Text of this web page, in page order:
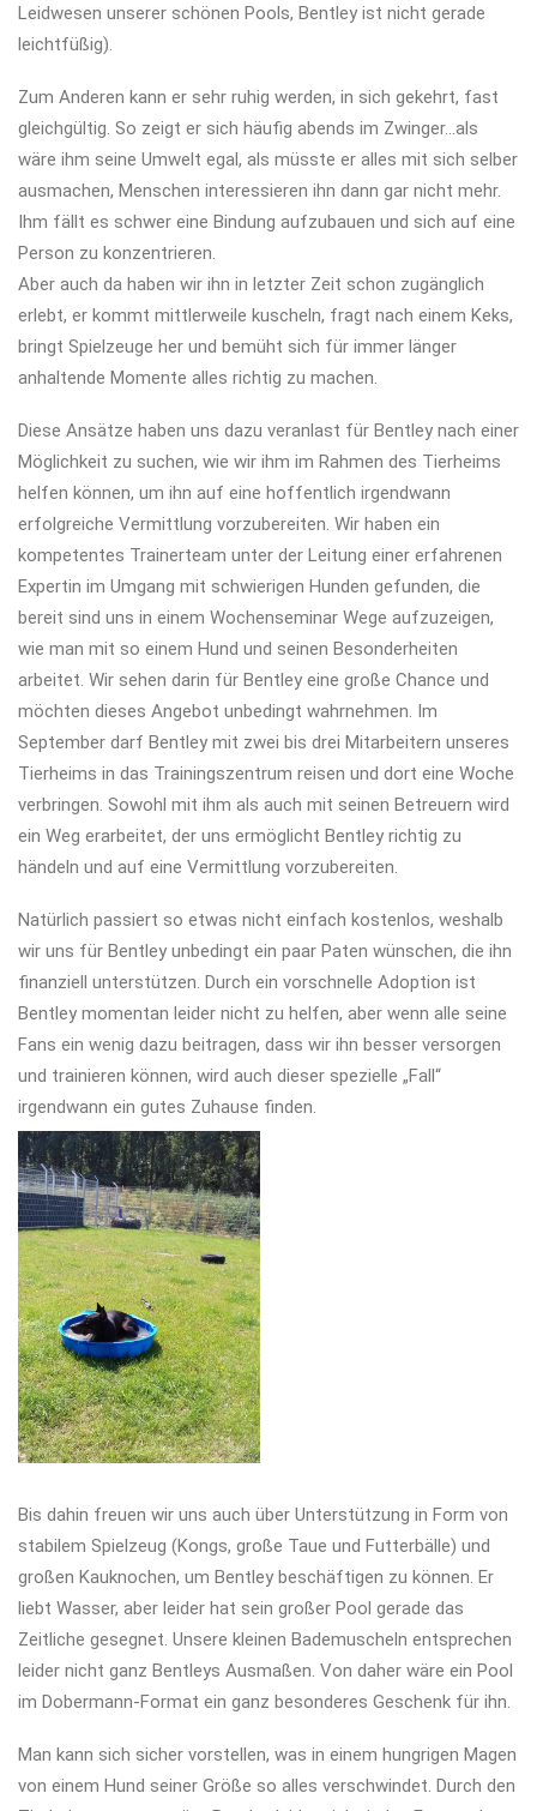
Leidwesen unserer schönen Pools, Bentley ist nicht gerade
leichtfüßig).
Zum Anderen kann er sehr ruhig werden, in sich gekehrt, fast
gleichgültig. So zeigt er sich häufig abends im Zwinger…als
wäre ihm seine Umwelt egal, als müsste er alles mit sich selber
ausmachen, Menschen interessieren ihn dann gar nicht mehr.
Ihm fällt es schwer eine Bindung aufzubauen und sich auf eine
Person zu konzentrieren.
Aber auch da haben wir ihn in letzter Zeit schon zugänglich
erlebt, er kommt mittlerweile kuscheln, fragt nach einem Keks,
bringt Spielzeuge her und bemüht sich für immer länger
anhaltende Momente alles richtig zu machen.
Diese Ansätze haben uns dazu veranlast für Bentley nach einer
Möglichkeit zu suchen, wie wir ihm im Rahmen des Tierheims
helfen können, um ihn auf eine hoffentlich irgendwann
erfolgreiche Vermittlung vorzubereiten. Wir haben ein
kompetentes Trainerteam unter der Leitung einer erfahrenen
Expertin im Umgang mit schwierigen Hunden gefunden, die
bereit sind uns in einem Wochenseminar Wege aufzuzeigen,
wie man mit so einem Hund und seinen Besonderheiten
arbeitet. Wir sehen darin für Bentley eine große Chance und
möchten dieses Angebot unbedingt wahrnehmen. Im
September darf Bentley mit zwei bis drei Mitarbeitern unseres
Tierheims in das Trainingszentrum reisen und dort eine Woche
verbringen. Sowohl mit ihm als auch mit seinen Betreuern wird
ein Weg erarbeitet, der uns ermöglicht Bentley richtig zu
händeln und auf eine Vermittlung vorzubereiten.
Natürlich passiert so etwas nicht einfach kostenlos, weshalb
wir uns für Bentley unbedingt ein paar Paten wünschen, die ihn
finanziell unterstützen. Durch ein vorschnelle Adoption ist
Bentley momentan leider nicht zu helfen, aber wenn alle seine
Fans ein wenig dazu beitragen, dass wir ihn besser versorgen
und trainieren können, wird auch dieser spezielle „Fall“
irgendwann ein gutes Zuhause finden.
Bis dahin freuen wir uns auch über Unterstützung in Form von
stabilem Spielzeug (Kongs, große Taue und Futterbälle) und
großen Kauknochen, um Bentley beschäftigen zu können. Er
liebt Wasser, aber leider hat sein großer Pool gerade das
Zeitliche gesegnet. Unsere kleinen Bademuscheln entsprechen
leider nicht ganz Bentleys Ausmaßen. Von daher wäre ein Pool
im Dobermann-Format ein ganz besonderes Geschenk für ihn.
Man kann sich sicher vorstellen, was in einem hungrigen Magen
von einem Hund seiner Größe so alles verschwindet. Durch den